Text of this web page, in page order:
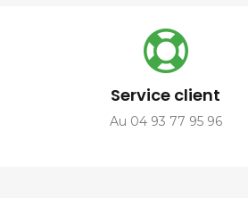
Service client
Au 04 93 77 95 96